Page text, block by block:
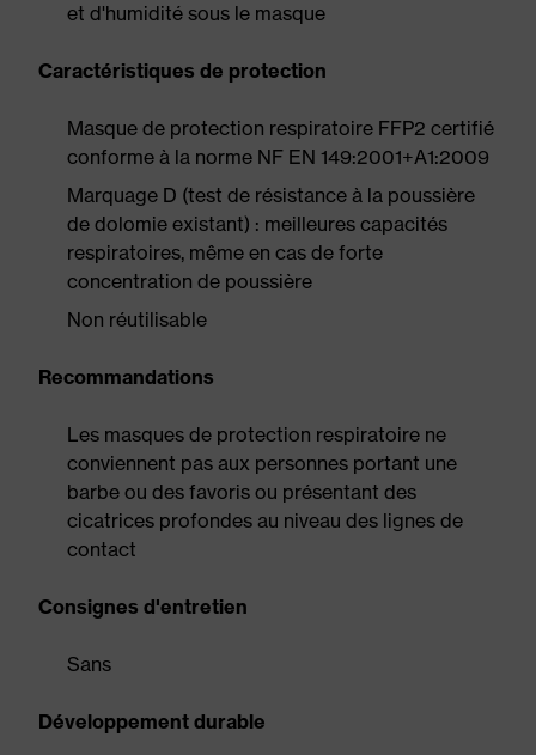
et d'humidité sous le masque
Caractéristiques de protection
Masque de protection respiratoire FFP2 certifié
conforme à la norme NF EN 149:2001+A1:2009
Marquage D (test de résistance à la poussière
de dolomie existant) : meilleures capacités
respiratoires, même en cas de forte
concentration de poussière
Non réutilisable
Recommandations
Les masques de protection respiratoire ne
conviennent pas aux personnes portant une
barbe ou des favoris ou présentant des
cicatrices profondes au niveau des lignes de
contact
Consignes d'entretien
Sans
Développement durable